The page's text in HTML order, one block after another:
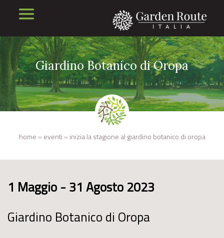
Giardino Botanico di Oropa
home » eventi » inizia la stagione al giardino botanico di oropa
1 Maggio - 31 Agosto 2023
Giardino Botanico di Oropa